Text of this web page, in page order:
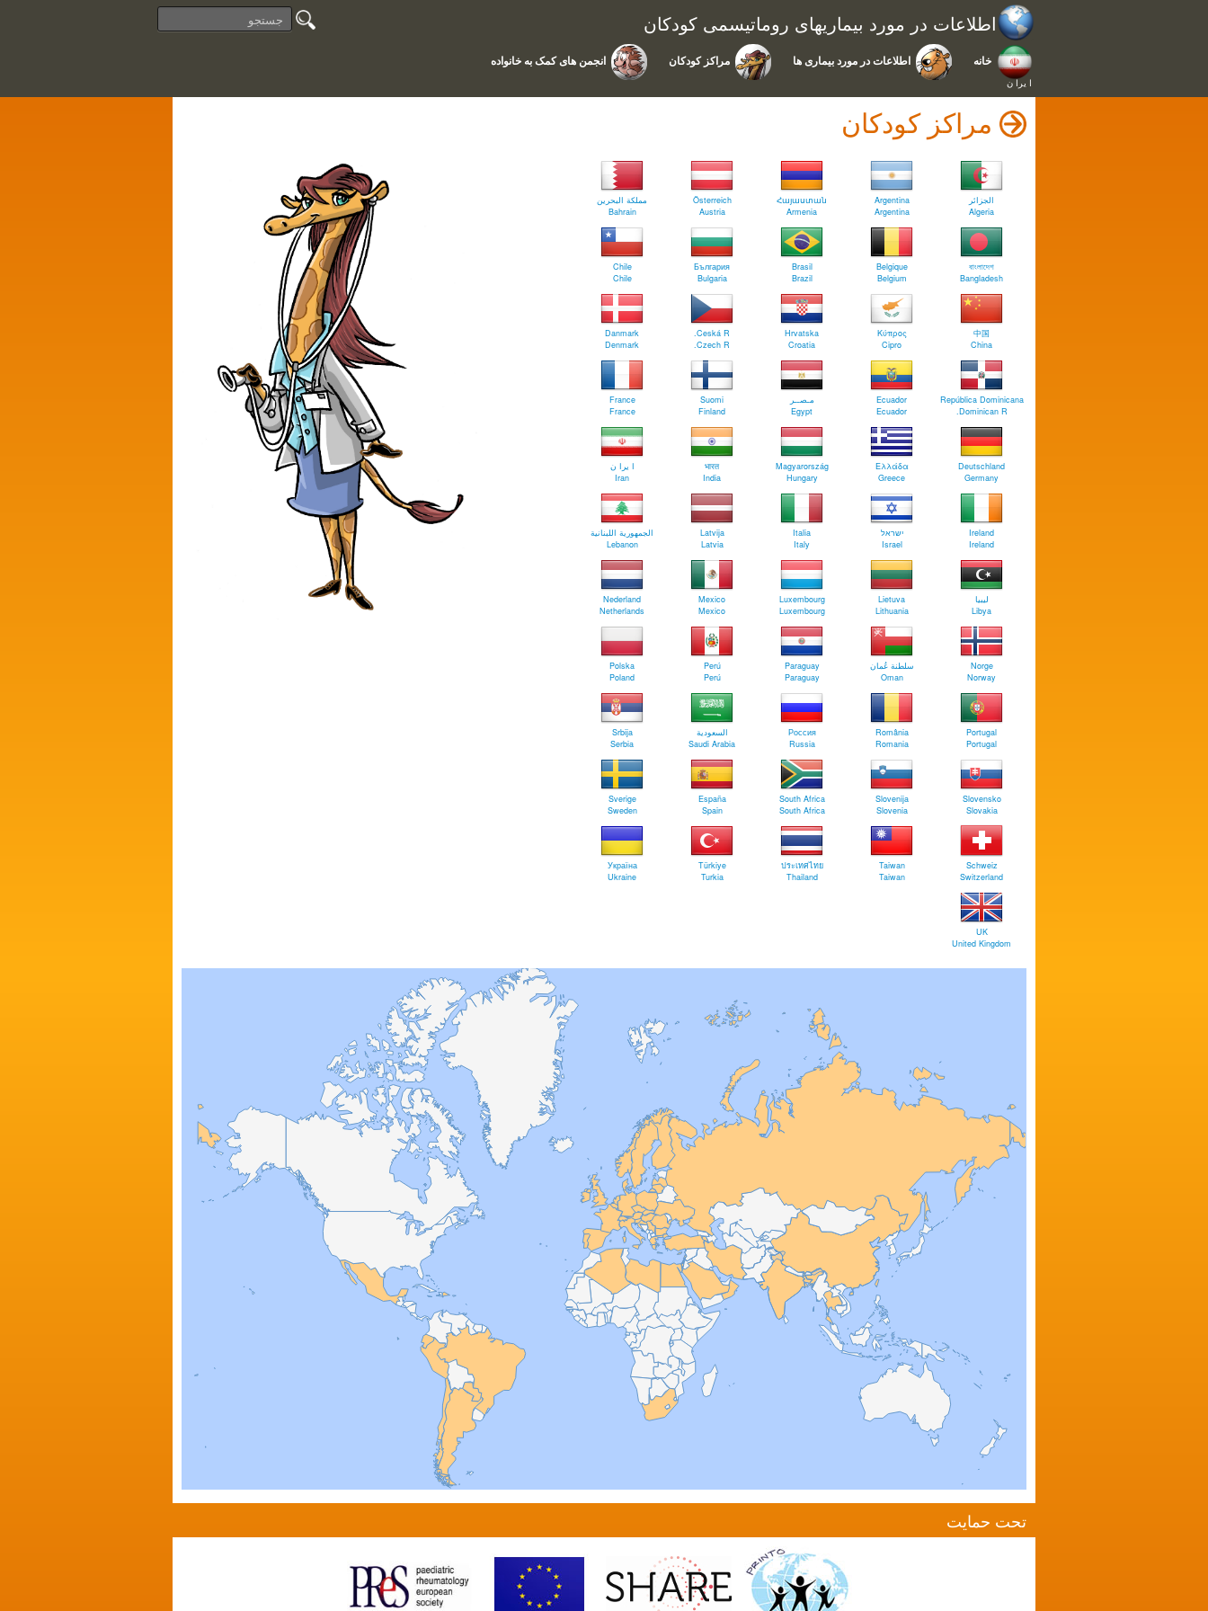
اطلاعات در مورد بیماریهای روماتیسمی کودکان
خانه
ا يرا ن
اطلاعات در مورد بیماری ها مراکز کودکان انجمن های کمک به خانواده
مراکز کودکان
الجزائر
Algeria
Argentina
Argentina
Հայաստան
Armenia
Österreich
Austria
مملكة البحرين
Bahrain
বাংলাদেশ
Bangladesh
Belgique
Belgium
Brasil
Brazil
България
Bulgaria
Chile
Chile
中国
China
Κύπρος
Cipro
Hrvatska
Croatia
Ceská R.
Czech R.
Danmark
Denmark
República Dominicana
Dominican R.
Ecuador
Ecuador
مـصــر
Egypt
Suomi
Finland
France
France
Deutschland
Germany
Ελλάδα
Greece
Magyarország
Hungary
भारत
India
ا يرا ن
Iran
Ireland
Ireland
ישראל
Israel
Italia
Italy
Latvija
Latvia
الجمهورية اللبنانية
Lebanon
‏ليبيا
Libya
Lietuva
Lithuania
Luxembourg
Luxembourg
Mexico
Mexico
Nederland
Netherlands
Norge
Norway
سلطنة عُمان
Oman
Paraguay
Paraguay
Perú
Perú
Polska
Poland
Portugal
Portugal
România
Romania
Россия
Russia
السعودية
Saudi Arabia
Srbija
Serbia
Slovensko
Slovakia
Slovenija
Slovenia
South Africa
South Africa
España
Spain
Sverige
Sweden
Schweiz
Switzerland
Taiwan
Taiwan
ประเทศไทย
Thailand
Türkiye
Turkia
Україна
Ukraine
UK
United Kingdom
تحت حمایت